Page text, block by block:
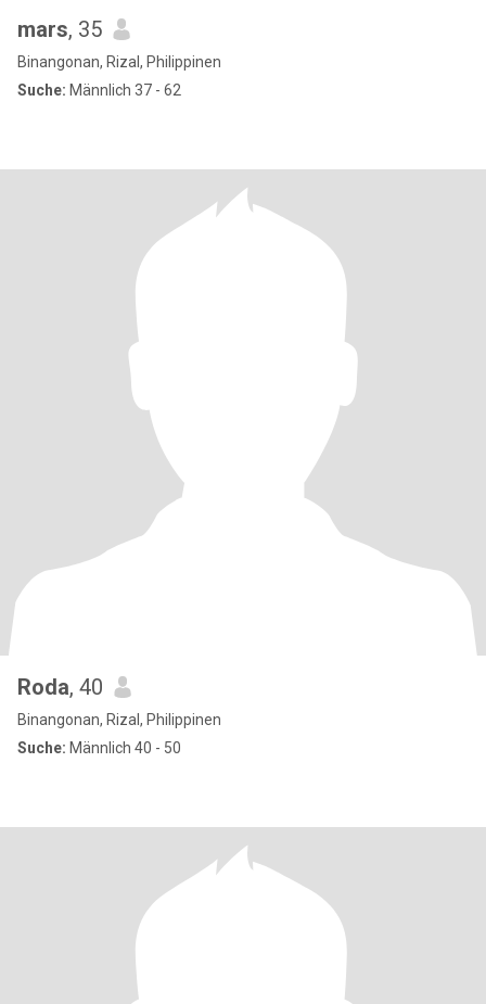
mars, 35
Binangonan, Rizal, Philippinen
Suche: Männlich 37 - 62
Roda, 40
Binangonan, Rizal, Philippinen
Suche: Männlich 40 - 50